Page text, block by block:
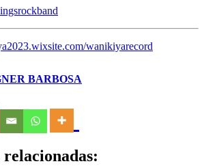
wanikiyarecord
BARBOSA